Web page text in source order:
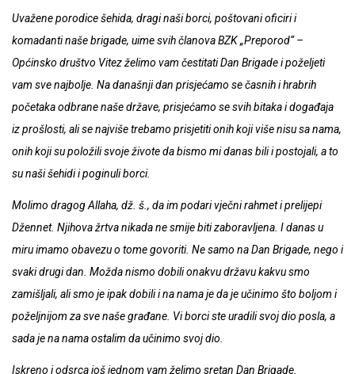
Uvažene porodice šehida, dragi naši borci, poštovani oficiri i
komadanti naše brigade, uime svih članova BZK „Preporod“ –
Općinsko društvo Vitez želimo vam čestitati Dan Brigade i poželjeti
vam sve najbolje. Na današnji dan prisjećamo se časnih i hrabrih
početaka odbrane naše države, prisjećamo se svih bitaka i događaja
iz prošlosti, ali se najviše trebamo prisjetiti onih koji više nisu sa nama,
onih koji su položili svoje živote da bismo mi danas bili i postojali, a to
su naši šehidi i poginuli borci.
Molimo dragog Allaha, dž. š., da im podari vječni rahmet i prelijepi
Džennet. Njihova žrtva nikada ne smije biti zaboravljena. I danas u
miru imamo obavezu o tome govoriti. Ne samo na Dan Brigade, nego i
svaki drugi dan. Možda nismo dobili onakvu državu kakvu smo
zamišljali, ali smo je ipak dobili i na nama je da je učinimo što boljom i
poželjnijom za sve naše građane. Vi borci ste uradili svoj dio posla, a
sada je na nama ostalim da učinimo svoj dio.
Iskreno i odsrca još jednom vam želimo sretan Dan Brigade.